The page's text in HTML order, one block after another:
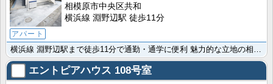
アパート
相模原市中央区共和
横浜線 淵野辺駅 徒歩11分
エントピアハウス 108号室